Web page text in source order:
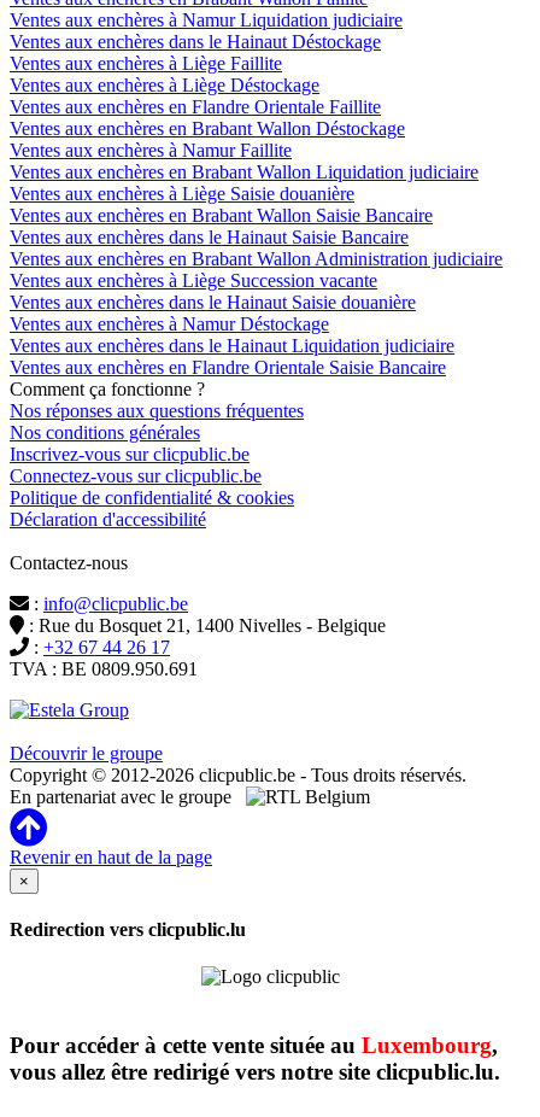
Ventes aux enchères à Namur Liquidation judiciaire
Ventes aux enchères dans le Hainaut Déstockage
Ventes aux enchères à Liège Faillite
Ventes aux enchères à Liège Déstockage
Ventes aux enchères en Flandre Orientale Faillite
Ventes aux enchères en Brabant Wallon Déstockage
Ventes aux enchères à Namur Faillite
Ventes aux enchères en Brabant Wallon Liquidation judiciaire
Ventes aux enchères à Liège Saisie douanière
Ventes aux enchères en Brabant Wallon Saisie Bancaire
Ventes aux enchères dans le Hainaut Saisie Bancaire
Ventes aux enchères en Brabant Wallon Administration judiciaire
Ventes aux enchères à Liège Succession vacante
Ventes aux enchères dans le Hainaut Saisie douanière
Ventes aux enchères à Namur Déstockage
Ventes aux enchères dans le Hainaut Liquidation judiciaire
Ventes aux enchères en Flandre Orientale Saisie Bancaire
Comment ça fonctionne ?
Nos réponses aux questions fréquentes
Nos conditions générales
Inscrivez-vous sur clicpublic.be
Connectez-vous sur clicpublic.be
Politique de confidentialité & cookies
Déclaration d'accessibilité
Contactez-nous
: info@clicpublic.be
: Rue du Bosquet 21, 1400 Nivelles - Belgique
: +32 67 44 26 17
TVA : BE 0809.950.691
Découvrir le groupe
Copyright © 2012-2026 clicpublic.be - Tous droits réservés.
En partenariat avec le groupe
Revenir en haut de la page
×
Redirection vers clicpublic.lu
Pour accéder à cette vente située au Luxembourg,
vous allez être redirigé vers notre site clicpublic.lu.